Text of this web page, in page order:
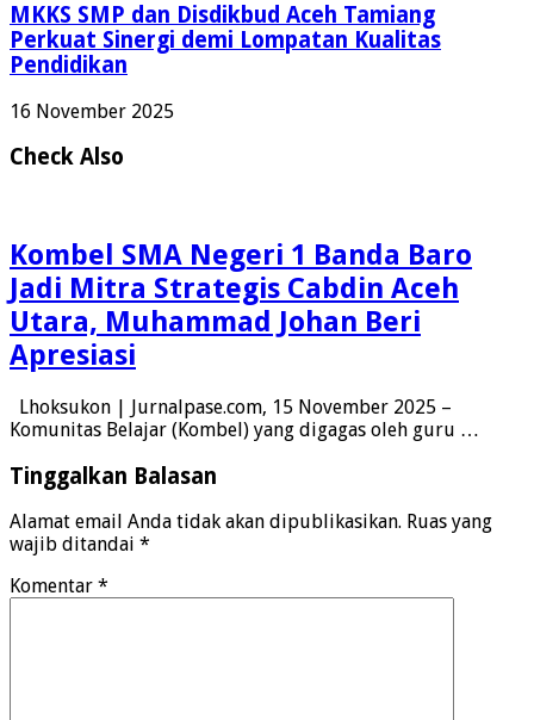
MKKS SMP dan Disdikbud Aceh Tamiang
Perkuat Sinergi demi Lompatan Kualitas
Pendidikan
16 November 2025
Check Also
Kombel SMA Negeri 1 Banda Baro
Jadi Mitra Strategis Cabdin Aceh
Utara, Muhammad Johan Beri
Apresiasi
Lhoksukon | Jurnalpase.com, 15 November 2025 –
Komunitas Belajar (Kombel) yang digagas oleh guru …
Tinggalkan Balasan
Alamat email Anda tidak akan dipublikasikan. Ruas yang
wajib ditandai *
Komentar *